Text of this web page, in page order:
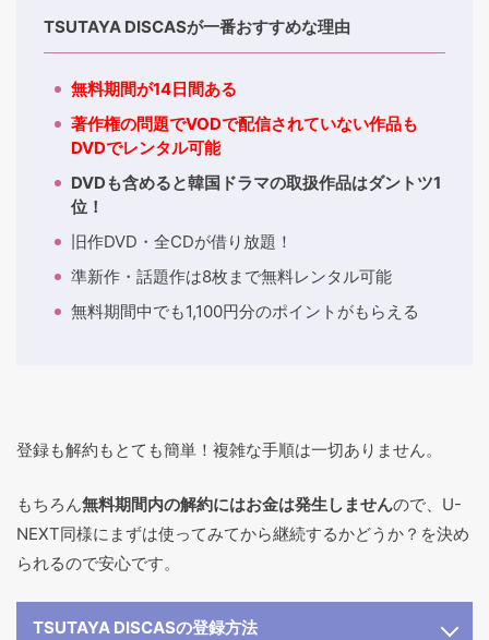
TSUTAYA DISCASが一番おすすめな理由
無料期間が14日間ある
著作権の問題でVODで配信されていない作品も
DVDでレンタル可能
DVDも含めると韓国ドラマの取扱作品はダントツ1
位！
旧作DVD・全CDが借り放題！
準新作・話題作は8枚まで無料レンタル可能
無料期間中でも1,100円分のポイントがもらえる
登録も解約もとても簡単！複雑な手順は一切ありません。
もちろん無料期間内の解約にはお金は発生しませんので、U-
NEXT同様にまずは使ってみてから継続するかどうか？を決め
られるので安心です。
TSUTAYA DISCASの登録方法